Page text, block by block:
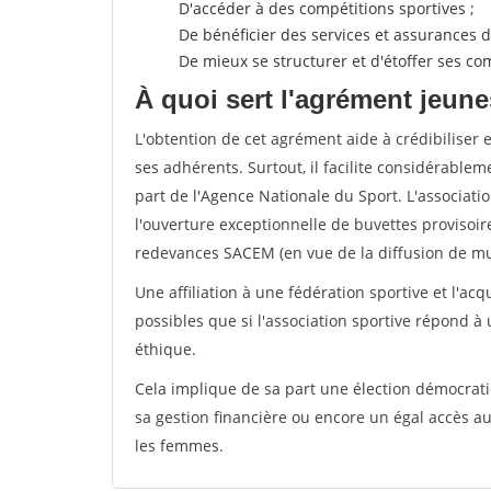
D'accéder à des compétitions sportives ;
De bénéficier des services et assurances
De mieux se structurer et d'étoffer ses
À quoi sert l'agrément
L'obtention de cet agrément aide à
ses adhérents. Surtout, il facilite
part de l'Agence Nationale du Sport.
l'ouverture exceptionnelle de buvettes
redevances SACEM (en vue de la diffusion de
Une affiliation à une fédération sportive et
possibles que si l'association sportive répond à
éthique.
Cela implique de sa part une élection
sa gestion financière ou encore un égal accès
les femmes.